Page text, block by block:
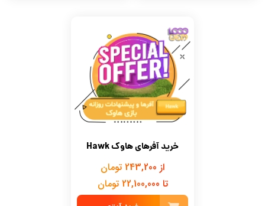
خرید آفرهای هاوک Hawk
از 243,200 تومان
تا 22,100,000 تومان